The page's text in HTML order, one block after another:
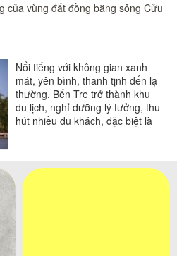
của vùng đất đồng bằng sông Cửu
Nổi tiếng với không gian xanh
mát, yên bình, thanh tịnh đến lạ
thường, Bến Tre trở thành khu
du lịch, nghỉ dưỡng lý tưởng, thu
hút nhiều du khách, đặc biệt là